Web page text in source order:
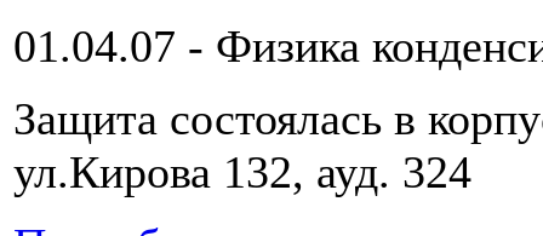
01.04.07 - Физика
Защита состоялась в
ул.Кирова 132, ауд. 324